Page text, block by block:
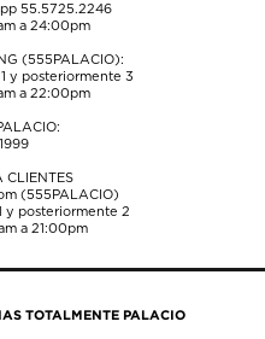
55.5725.2246
a 24:00pm
(555PALACIO):
y posteriormente 3
a 22:00pm
CLIENTES
(555PALACIO)
y posteriormente 2
a 21:00pm
TOTALMENTE PALACIO